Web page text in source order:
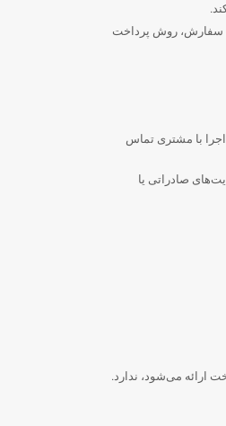
سفارش، روش پرداخت
با مشتری تماس
صادراتی یا
ارائه می‌شود، ندارد.